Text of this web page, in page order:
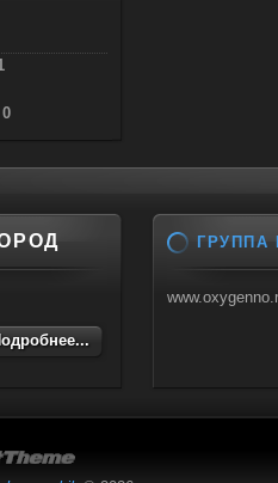
0
ГРУППА